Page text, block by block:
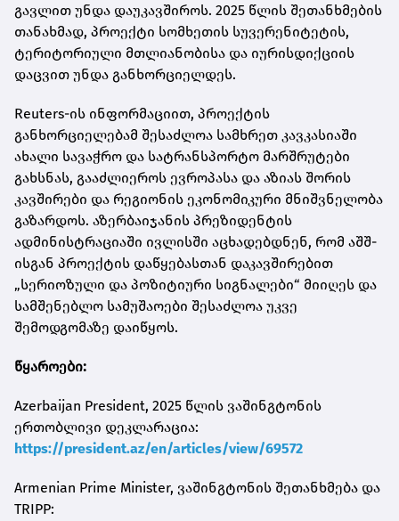
გავლით უნდა დაუკავშიროს. 2025 წლის შეთანხმების
თანახმად, პროექტი სომხეთის სუვერენიტეტის,
ტერიტორიული მთლიანობისა და იურისდიქციის
დაცვით უნდა განხორციელდეს.
Reuters-ის ინფორმაციით, პროექტის
განხორციელებამ შესაძლოა სამხრეთ კავკასიაში
ახალი სავაჭრო და სატრანსპორტო მარშრუტები
გახსნას, გააძლიეროს ევროპასა და აზიას შორის
კავშირები და რეგიონის ეკონომიკური მნიშვნელობა
გაზარდოს. აზერბაიჯანის პრეზიდენტის
ადმინისტრაციაში ივლისში აცხადებდნენ, რომ აშშ-
ისგან პროექტის დაწყებასთან დაკავშირებით
„სერიოზული და პოზიტიური სიგნალები“ მიიღეს და
სამშენებლო სამუშაოები შესაძლოა უკვე
შემოდგომაზე დაიწყოს.
წყაროები:
Azerbaijan President, 2025 წლის ვაშინგტონის
ერთობლივი დეკლარაცია:
https://president.az/en/articles/view/69572
Armenian Prime Minister, ვაშინგტონის შეთანხმება და
TRIPP: